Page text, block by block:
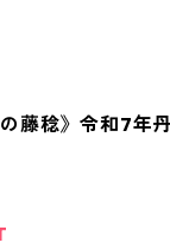
藤稔》令和7年